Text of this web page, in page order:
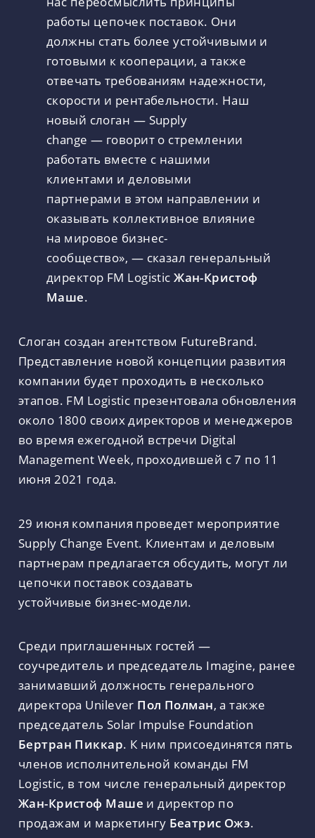
работы цепочек поставок. Они
должны стать более устойчивыми и
готовыми к кооперации, а также
отвечать требованиям надежности,
скорости и рентабельности. Наш
новый слоган — Supply
change — говорит о стремлении
работать вместе с нашими
клиентами и деловыми
партнерами в этом направлении и
оказывать коллективное влияние
на мировое бизнес-
сообщество», — сказал генеральный
директор FM LogisticЖан-Кристоф
Маше.
Слоган создан агентством FutureBrand.
Представление новой концепции развития
компании будет проходить в несколько
этапов. FM Logistic презентовала обновления
около 1800 своих директоров и менеджеров
во время ежегодной встречи Digital
Management Week, проходившей с 7 по 11
июня 2021 года.
29 июня компания проведет мероприятие
Supply Change Event. Клиентам и деловым
партнерам предлагается обсудить, могут ли
цепочки поставок создавать
устойчивые бизнес-модели.
Среди приглашенных гостей —
соучредитель и председатель Imagine, ранее
занимавший должность генерального
директора Unilever Пол Полман, а также
председатель Solar Impulse Foundation
Бертран Пиккар. К ним присоединятся пять
членов исполнительной команды FM
Logistic, в том числе генеральный директор
Жан-Кристоф Маше и директор по
продажам и маркетингу Беатрис Ожэ.